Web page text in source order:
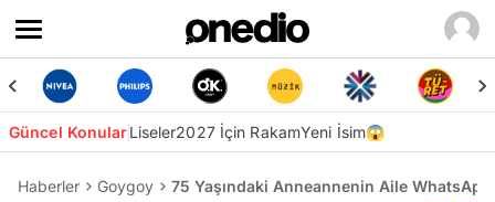
Güncel KonularLiseler2027 İçin RakamYeni İsim😱
Haberler Goygoy 75 Yaşındaki Anneannenin Aile